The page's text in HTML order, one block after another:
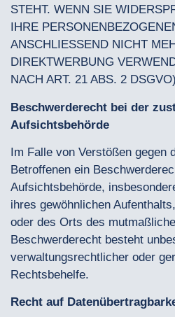
STEHT. WENN SIE
IHRE
ANSCHLIESSEND NICHT
DIREKTWERBUNG
NACH ART. 21 ABS. 2
Beschwerderecht bei der
Aufsichtsbehörde
Im Falle von Verstößen gegen
Betroffenen ein
Aufsichtsbehörde,
ihres gewöhnlichen
oder des Orts des
Beschwerderecht besteht
verwaltungsrechtlicher oder
Rechtsbehelfe.
Recht auf